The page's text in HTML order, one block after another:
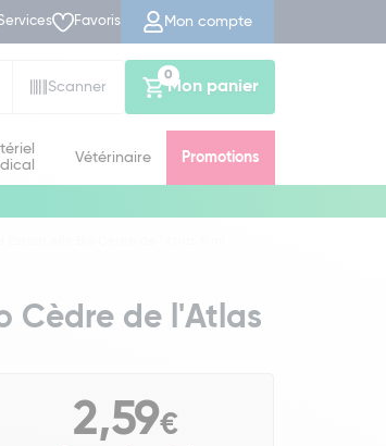
Favoris Mon compte
Scanner
Mon panier
0
Vétérinaire Promotions
Cèdre de l'Atlas
2,59€